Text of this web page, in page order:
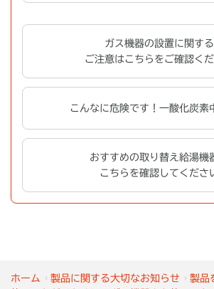
ホーム 製品に関する大切なお知らせ
製品
ガス機器の設置に関する
ご注意はこちらをご確認く
こんなに危険です！一酸化炭素
おすすめの取り替え給湯機
こちらを確認してくださ